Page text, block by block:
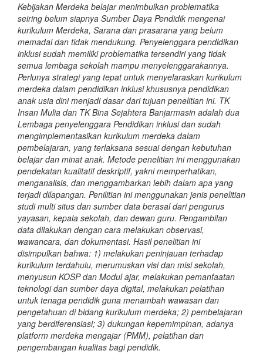
Kebijakan Merdeka belajar menimbulkan problematika
seiring belum siapnya Sumber Daya Pendidik mengenai
kurikulum Merdeka, Sarana dan prasarana yang belum
memadai dan tidak mendukung. Penyelenggara pendidikan
inklusi sudah memiliki problematika tersendiri yang tidak
semua lembaga sekolah mampu menyelenggarakannya.
Perlunya strategi yang tepat untuk menyelaraskan kurikulum
merdeka dalam pendidikan inklusi khususnya pendidikan
anak usia dini menjadi dasar dari tujuan penelitian ini. TK
Insan Mulia dan TK Bina Sejahtera Banjarmasin adalah dua
Lembaga penyelenggara Pendidikan inklusi dan sudah
mengimplementasikan kurikulum merdeka dalam
pembelajaran, yang terlaksana sesuai dengan kebutuhan
belajar dan minat anak. Metode penelitian ini menggunakan
pendekatan kualitatif deskriptif, yakni memperhatikan,
menganalisis, dan menggambarkan lebih dalam apa yang
terjadi dilapangan. Penilitian ini menggunakan jenis penelitian
studi multi situs dan sumber data berasal dari pengurus
yayasan, kepala sekolah, dan dewan guru. Pengambilan
data dilakukan dengan cara melakukan observasi,
wawancara, dan dokumentasi. Hasil penelitian ini
disimpulkan bahwa: 1) melakukan peninjauan terhadap
kurikulum terdahulu, merumuskan visi dan misi sekolah,
menyusun KOSP dan Modul ajar, melakukan pemanfaatan
teknologi dan sumber daya digital, melakukan pelatihan
untuk tenaga pendidik guna menambah wawasan dan
pengetahuan di bidang kurikulum merdeka; 2) pembelajaran
yang berdiferensiasi; 3) dukungan kepemimpinan, adanya
platform merdeka mengajar (PMM), pelatihan dan
pengembangan kualitas bagi pendidik.